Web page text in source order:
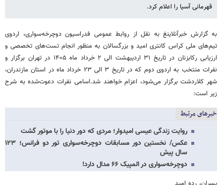
قهرمانی آسیا را اعلام کرد.
به گزارش خبرآنلاینغ به نقل از روابط عمومی فدراسیون دوچرخه‌سواری، اردوی
تیم‌های ملی کراس کانتری امید و بزرگسالان به منظور انجام تست‌های تخصصی و
ارزیابی رکابزنان در تاریخ ۳۱ اردیبهشت الی ۲ خرداد ماه ۱۴۰۵ در تهران برگزار و
نفرات منتخب به اردوی دوم که در تاریخ ۳ الی ۲۳ خرداد ماه در استان مازندران،
شهر کلاردشت برگزار می‌شود، اعزام خواهند شد.اسامی نفرات دعوت‌شده به شرح
زیر است:
خبرهای مرتبط
روایت زندگی عیسی امیدوار؛ مردی که دور دنیا را با موتور گشت
عکس/ نخستین دور مسابقات دوچرخه‌سواری تور دو فرانس؛ ۱۲۳
سال پیش
دوچرخه‌سواری در المپیک ۶۶ مدال دارد!